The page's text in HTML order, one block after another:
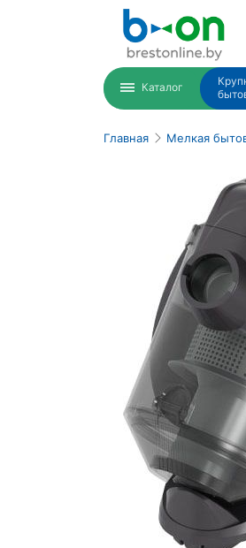
Каталог
Главная Мелкая